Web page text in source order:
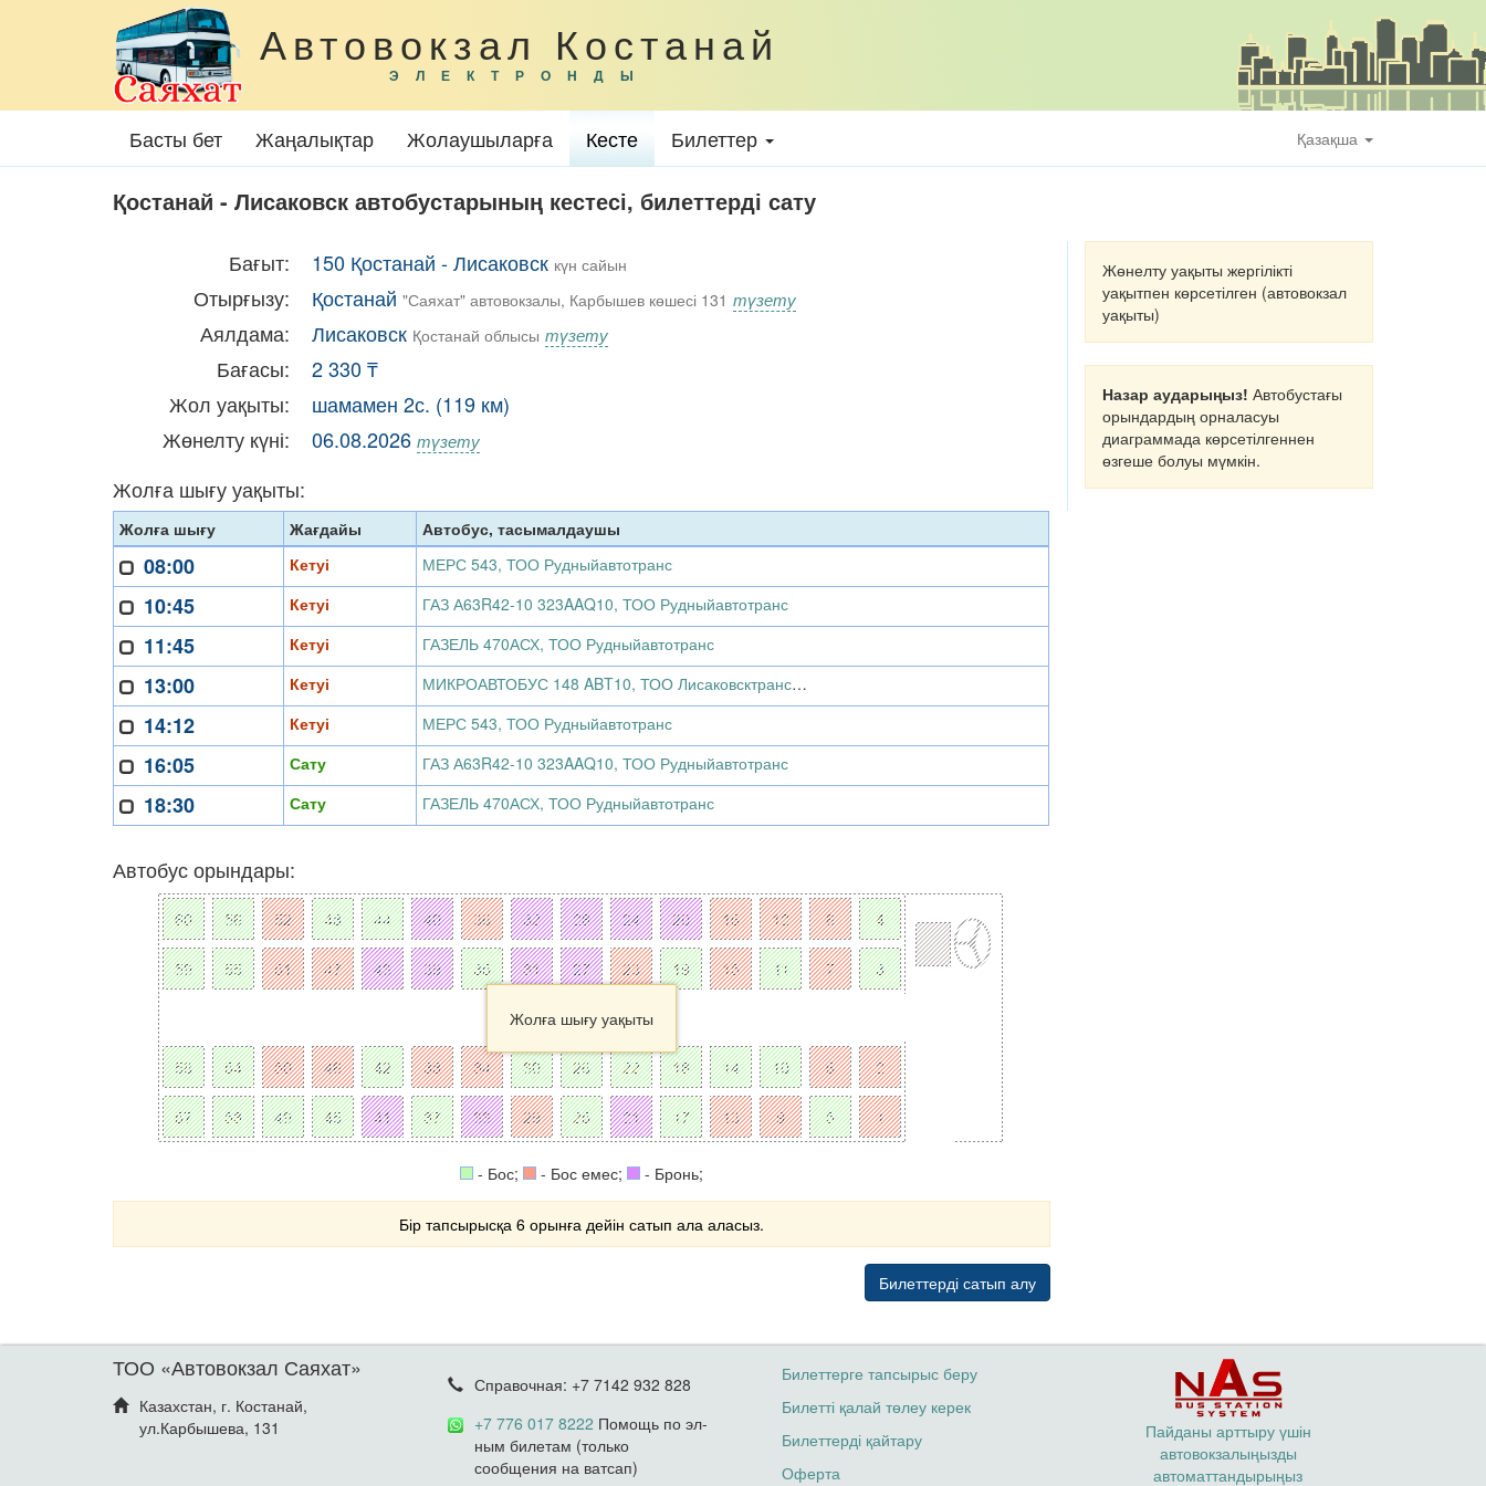
Автовокзал Костанай
ЭЛЕКТРОНДЫ
Басты бет Жаңалықтар Жолаушыларға Кесте Билеттер Қазақша
Қостанай - Лисаковск автобустарының кестесі, билеттерді сату
Бағыт: 150 Қостанай - Лисаковск күн сайын
Отырғызу: Қостанай "Саяхат" автовокзалы, Карбышев көшесі 131 түзету
Аялдама: Лисаковск Қостанай облысы түзету
Бағасы:
2 330 ₸
Жол уақыты:
шамамен 2с. (119 км)
Жөнелту күні:
06.08.2026 түзету
Жолға шығу уақыты:
Жолға шығу Жағдайы Автобус, тасымалдаушы
08:00 Кетуі МЕРС 543, ТОО Рудныйавтотранс
10:45 Кетуі ГАЗ А63R42-10 323AAQ10, ТОО Рудныйавтотранс
11:45 Кетуі ГАЗЕЛЬ 470АСХ, ТОО Рудныйавтотранс
13:00 Кетуі МИКРОАВТОБУС 148 ABT10, ТОО Лисаковсктранссервис
14:12 Кетуі МЕРС 543, ТОО Рудныйавтотранс
16:05 Сату ГАЗ А63R42-10 323AAQ10, ТОО Рудныйавтотранс
18:30 Сату ГАЗЕЛЬ 470АСХ, ТОО Рудныйавтотранс
Автобус орындары:
Жолға шығу уақыты
- Бос; - Бос емес; - Бронь;
Бір тапсырысқа 6 орынға дейін сатып ала аласыз.
Билеттерді сатып алу
Жөнелту уақыты жергілікті
уақытпен көрсетілген (автовокзал
уақыты)
Назар аударыңыз! Автобустағы
орындардың орналасуы
диаграммада көрсетілгеннен
өзгеше болуы мүмкін.
ТОО «Автовокзал Саяхат»
Казахстан, г. Костанай,
ул.Карбышева, 131
Справочная: +7 7142 932 828
+7 776 017 8222 Помощь по эл-
ным билетам (только
сообщения на ватсап)
Билеттерге тапсырыс беру
Билетті қалай төлеу керек
Билеттерді қайтару
Оферта
Пайданы арттыру үшін
автовокзалыңызды
автоматтандырыңыз